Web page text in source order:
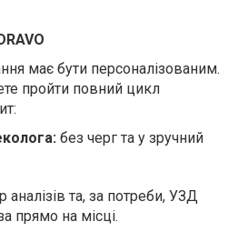
має бути персоналізованим.
пройти повний цикл
без черг та у зручний
аналізів та, за потреби, УЗД
прямо на місці.